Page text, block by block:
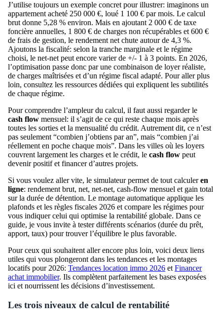
J’utilise toujours un exemple concret pour illustrer: imaginons un
appartement acheté 250 000 €, loué 1 100 € par mois. Le calcul
brut donne 5,28 % environ. Mais en ajoutant 2 000 € de taxe
foncière annuelles, 1 800 € de charges non récupérables et 600 €
de frais de gestion, le rendement net chute autour de 4,3 %.
Ajoutons la fiscalité: selon la tranche marginale et le régime
choisi, le net-net peut encore varier de +/- 1 à 3 points. En 2026,
l’optimisation passe donc par une combinaison de loyer réaliste,
de charges maîtrisées et d’un régime fiscal adapté. Pour aller plus
loin, consultez les ressources dédiées qui expliquent les subtilités
de chaque régime.
Pour comprendre l’ampleur du calcul, il faut aussi regarder le
cash flow mensuel: il s’agit de ce qui reste chaque mois après
toutes les sorties et la mensualité du crédit. Autrement dit, ce n’est
pas seulement “combien j’obtiens par an”, mais “combien j’ai
réellement en poche chaque mois”. Dans les villes où les loyers
couvrent largement les charges et le crédit, le cash flow peut
devenir positif et financer d’autres projets.
Si vous voulez aller vite, le simulateur permet de tout calculeren
ligne: rendement brut, net, net-net, cash-flow mensuel et gain total
sur la durée de détention. Le montage automatique applique les
plafonds et les règles fiscales 2026 et compare les régimes pour
vous indiquer celui qui optimise la rentabilité globale. Dans ce
guide, je vous invite à tester différents scénarios (durée du prêt,
apport, taux) pour trouver l’équilibre le plus favorable.
Pour ceux qui souhaitent aller encore plus loin, voici deux liens
utiles qui vous plongeront dans les tendances et les montages
locatifs pour 2026: Tendances location immo 2026 et Financer
achat immobilier. Ils complètent parfaitement les bases exposées
ici et nourrissent les décisions d’investissement.
Les trois niveaux de calcul de rentabilité